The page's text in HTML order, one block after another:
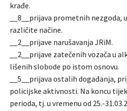
krađe.
__8__prijava prometnih nezgoda,
različite načine.
__2__prijave narušavanja JRiM.
__2__prijave zatečenih vozača u
lišenih slobode po istom osnovu.
__5__prijava ostalih događanja,
policijske aktivnosti. Na koncu
perioda, tj. u vremenu od 25.-